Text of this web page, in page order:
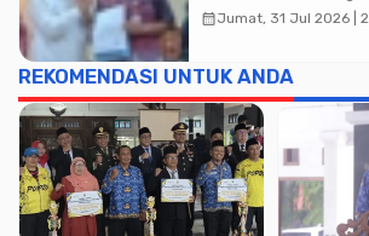
calendar_monthJumat, 31 Jul 2026 |
REKOMENDASI UNTUK ANDA